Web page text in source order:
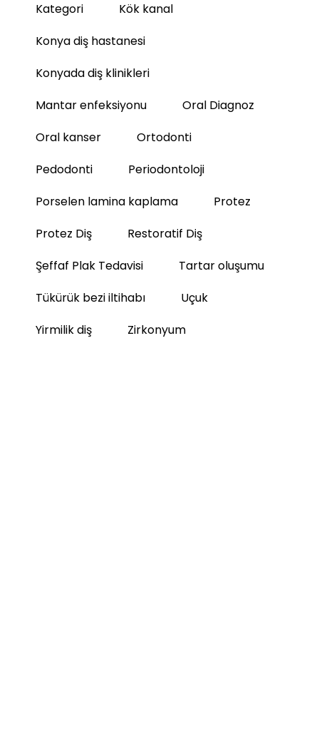
Kategori
Kök kanal
Konya diş hastanesi
Konyada diş klinikleri
Mantar enfeksiyonu
Oral Diagnoz
Oral kanser
Ortodonti
Pedodonti
Periodontoloji
Porselen lamina kaplama
Protez
Protez Diş
Restoratif Diş
Şeffaf Plak Tedavisi
Tartar oluşumu
Tükürük bezi iltihabı
Uçuk
Yirmilik diş
Zirkonyum